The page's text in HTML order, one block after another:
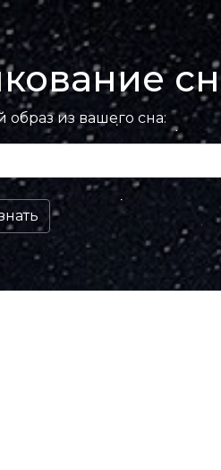
из вашего сна: